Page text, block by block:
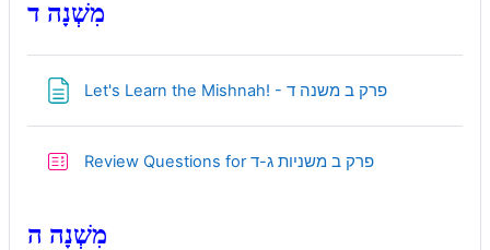
מִשְׁנָה ד
Let's Learn the Mishnah! - פרק ב משנה דPage
Review Questions for פרק ב משניות ג-דQuiz
מִשְׁנָה ה